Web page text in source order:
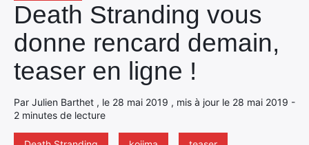
Death Stranding vous
donne rencard demain,
teaser en ligne !
Par Julien Barthet , le 28 mai 2019 , mis à jour le 28 mai 2019 -
2 minutes de lecture